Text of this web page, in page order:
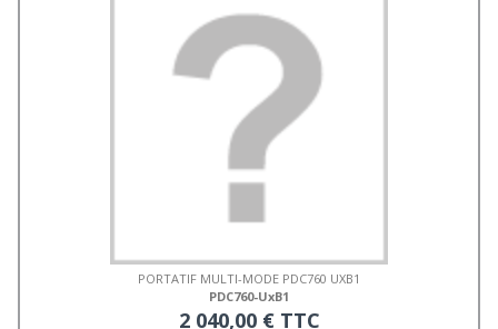
PORTATIF MULTI-MODE PDC760 UXB1
PDC760-UxB1
2 040,00 € TTC